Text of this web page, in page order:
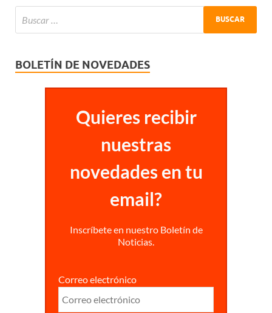
BOLETÍN DE NOVEDADES
Quieres recibir
nuestras
novedades en tu
email?
Inscríbete en nuestro Boletín de
Noticias.
Correo electrónico